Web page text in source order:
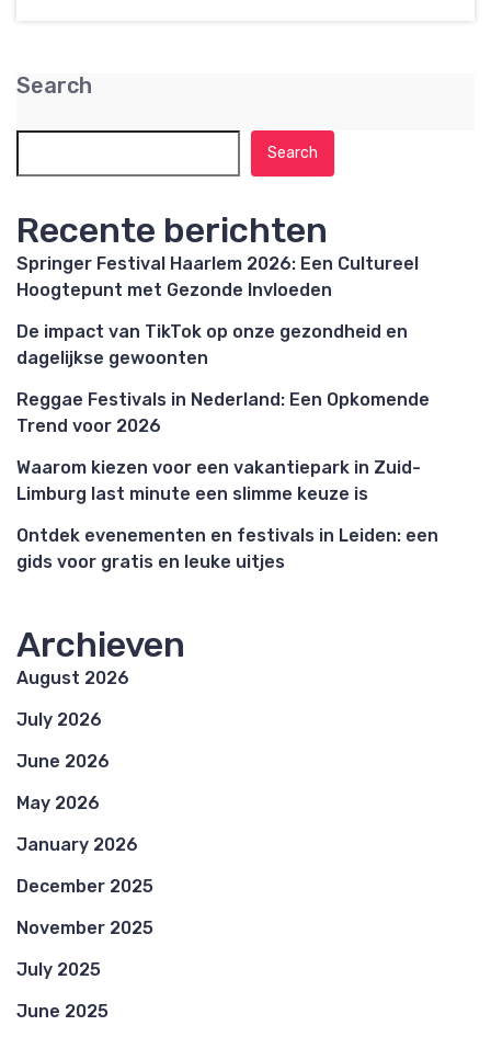
Search
Search
Recente berichten
Springer Festival Haarlem 2026: Een Cultureel
Hoogtepunt met Gezonde Invloeden
De impact van TikTok op onze gezondheid en
dagelijkse gewoonten
Reggae Festivals in Nederland: Een Opkomende
Trend voor 2026
Waarom kiezen voor een vakantiepark in Zuid-
Limburg last minute een slimme keuze is
Ontdek evenementen en festivals in Leiden: een
gids voor gratis en leuke uitjes
Archieven
August 2026
July 2026
June 2026
May 2026
January 2026
December 2025
November 2025
July 2025
June 2025